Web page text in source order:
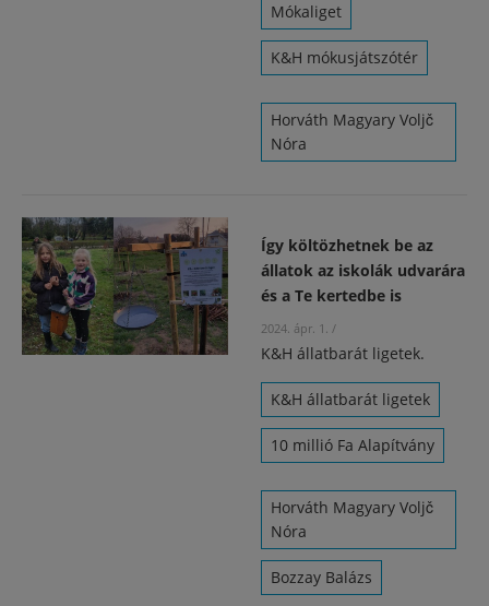
Mókaliget
K&H mókusjátszótér
Horváth Magyary Voljč
Nóra
Így költözhetnek be az
állatok az iskolák udvarára
és a Te kertedbe is
2024. ápr. 1. /
K&H állatbarát ligetek.
K&H állatbarát ligetek
10 millió Fa Alapítvány
Horváth Magyary Voljč
Nóra
Bozzay Balázs